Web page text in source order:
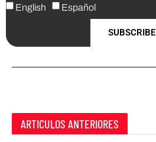
English Español
SUBSCRIBE
ARTICULOS ANTERIORES